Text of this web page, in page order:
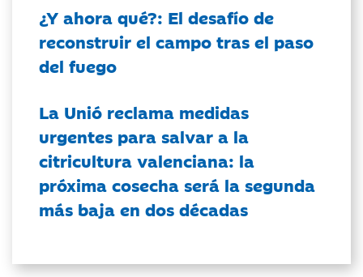
¿Y ahora qué?: El desafío de
reconstruir el campo tras el paso
del fuego
La Unió reclama medidas
urgentes para salvar a la
citricultura valenciana: la
próxima cosecha será la segunda
más baja en dos décadas